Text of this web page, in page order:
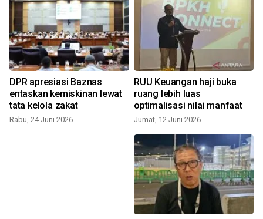
DPR apresiasi Baznas
entaskan kemiskinan lewat
tata kelola zakat
Rabu, 24 Juni 2026
RUU Keuangan haji buka
ruang lebih luas
optimalisasi nilai manfaat
Jumat, 12 Juni 2026